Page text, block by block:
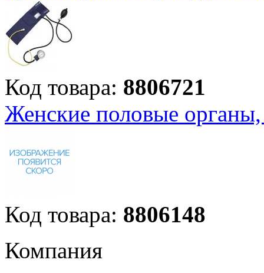
Код товара: 8806721
Женские половые
Код товара: 8806148
Компания